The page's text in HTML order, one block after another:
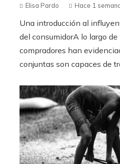
Elisa Pardo Hace 1
Una introducción al
del consumidorA lo largo
compradores han
conjuntas son capaces de